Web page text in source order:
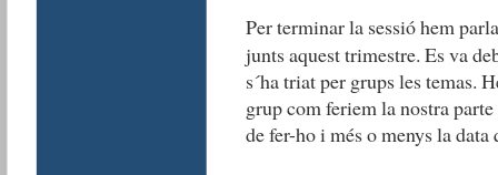
Per terminar la sessió hem
junts aquest trimestre. Es va
s´ha triat per grups les temas.
grup com feriem la nostra
de fer-ho i més o menys la